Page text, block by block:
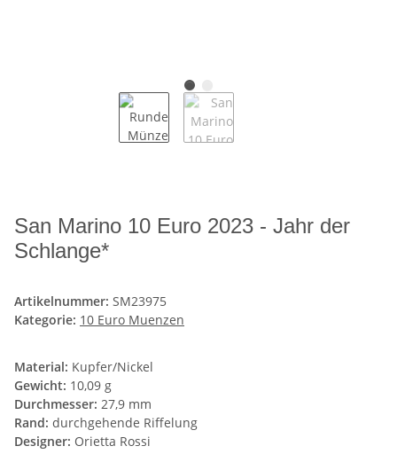
San Marino 10 Euro 2023 - Jahr der
Schlange*
Artikelnummer: SM23975
Kategorie: 10 Euro Muenzen
Material: Kupfer/Nickel
Gewicht: 10,09 g
Durchmesser: 27,9 mm
Rand: durchgehende Riffelung
Designer: Orietta Rossi